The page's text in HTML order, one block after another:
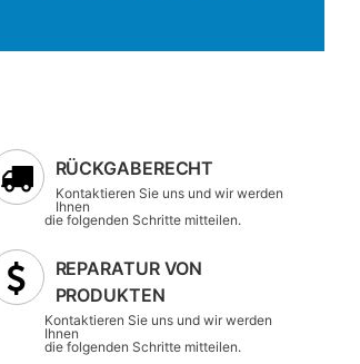
RÜCKGABERECHT
Kontaktieren Sie uns und wir werden
Ihnen
die folgenden Schritte mitteilen.
REPARATUR VON
PRODUKTEN
Kontaktieren Sie uns und wir werden
Ihnen
die folgenden Schritte mitteilen.